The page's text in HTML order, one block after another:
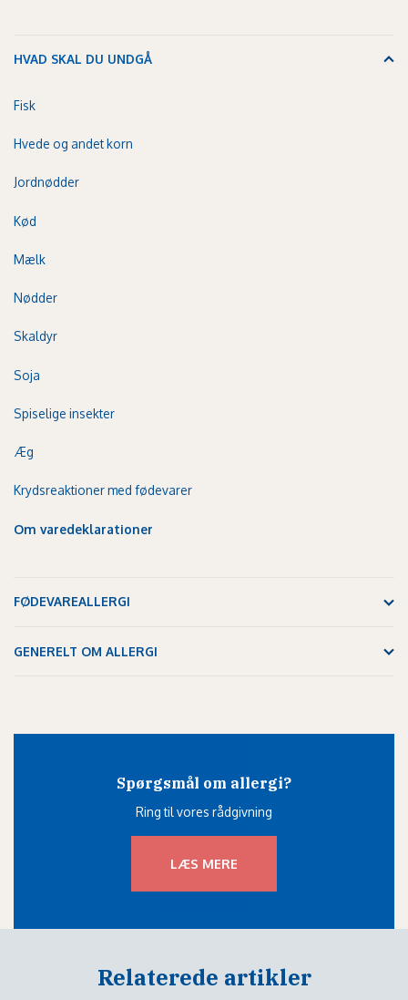
HVAD SKAL DU UNDGÅ
Fisk
Hvede og andet korn
Jordnødder
Kød
Mælk
Nødder
Skaldyr
Soja
Spiselige insekter
Æg
Krydsreaktioner med fødevarer
Om varedeklarationer
FØDEVAREALLERGI
GENERELT OM ALLERGI
Spørgsmål om allergi?
Ring til vores rådgivning
LÆS MERE
Relaterede artikler